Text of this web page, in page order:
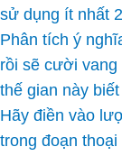
sử dụng ít nhất
Phân tích ý
rồi sẽ cười vang
thế gian này
Hãy điền vào
trong đoạn thoại